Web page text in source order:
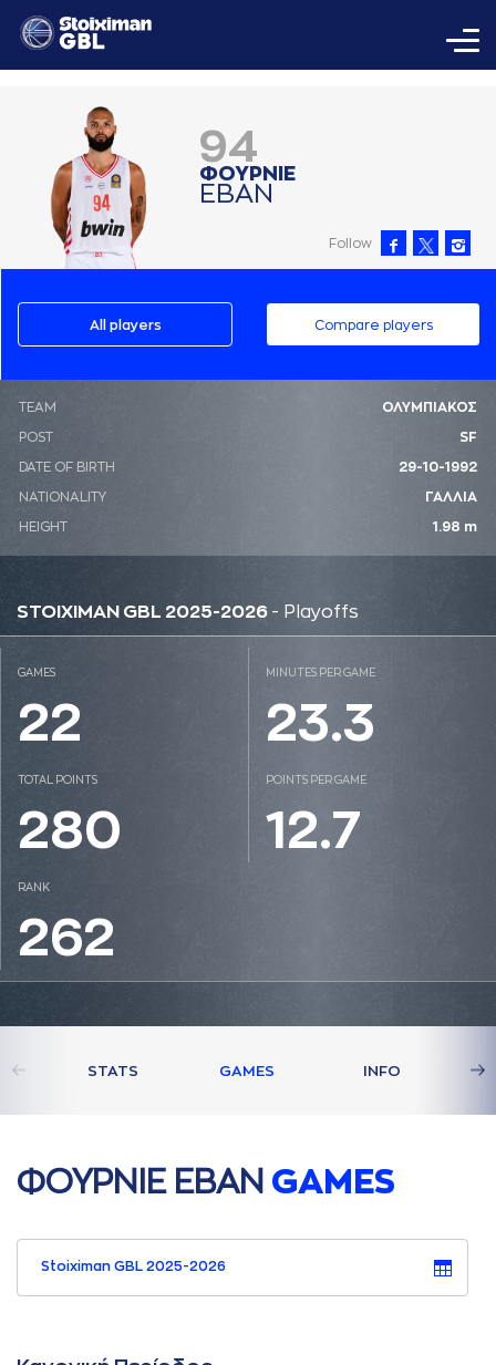
94
ΦΟΥΡΝΙΕ
ΕΒAΝ
Follow
All players Compare players
ΤΕΑΜ ΟΛΥΜΠΙΑΚΟΣ
POST SF
DATE OF BIRTH 29-10-1992
NATIONALITY ΓΑΛΛΙΑ
HEIGHT 1.98 m
STOIXIMAN GBL 2025-2026 - Playoffs
GAMES
22
MINUTES PER GAME
23.3
TOTAL POINTS
280
POINTS PER GAME
12.7
RANK
262
STATS GAMES INFO
ΦΟΥΡΝΙΕ ΕΒAΝ GAMES
Stoiximan GBL 2025-2026